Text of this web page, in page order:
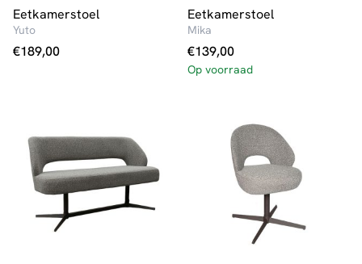
Eetkamerstoel
Yuto
€189,00
Eetkamerstoel
Mika
€139,00
Op voorraad